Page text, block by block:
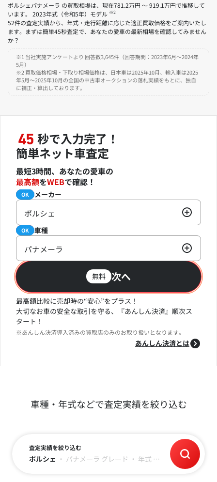
ポルシェパナメーラ の買取相場は、現在781.2万円 ～ 919.1万円で推移して
います。 2023年式（令和5年）モデル ※2
52件の査定実績から、年式・走行距離に応じた適正買取価格をご案内いたし
ます。まずは簡単45秒査定で、あなたの愛車の最新相場を確認してみません
か？
※1 当社実施アンケートより 回答数3,645件（回答期間：2023年6月～2024年
5月）
※2 買取価格相場・下取り相場価格は、日本車は2025年10月、輸入車は2025
年5月～2025年10月の全国の中古車オークションの落札実績をもとに、独自
に補正・算出しております。
45 秒で入力完了！
簡単ネット車査定
最短3時間、あなたの愛車の
最高額をWEBで確認！
必須 メーカー
OK
ポルシェ
必須 車種
OK
パナメーラ
無料 次へ
最高額比較に売却時の“安心”をプラス！
大切なお車の安全な取引を守る、『あんしん決済』順次ス
タート！
※あんしん決済導入済みの買取店のみのお取り扱いとなります。
あんしん決済とは
車種・年式などで査定実績を絞り込む
査定実績を絞り込む
ポルシェ ・ パナメーラ グレード ・ 年式 ・ ～10万キロ